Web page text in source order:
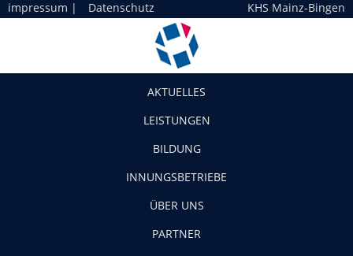
impressum | Datenschutz KHS Mainz-Bingen
AKTUELLES
LEISTUNGEN
BILDUNG
INNUNGSBETRIEBE
ÜBER UNS
PARTNER